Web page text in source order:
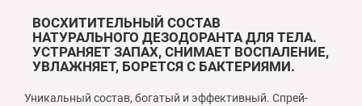
ВОСХИТИТЕЛЬНЫЙ СОСТАВ
НАТУРАЛЬНОГО ДЕЗОДОРАНТА ДЛЯ ТЕЛА.
УСТРАНЯЕТ ЗАПАХ, СНИМАЕТ ВОСПАЛЕНИЕ,
УВЛАЖНЯЕТ, БОРЕТСЯ С БАКТЕРИЯМИ.
Уникальный состав, богатый и эффективный. Спрей-